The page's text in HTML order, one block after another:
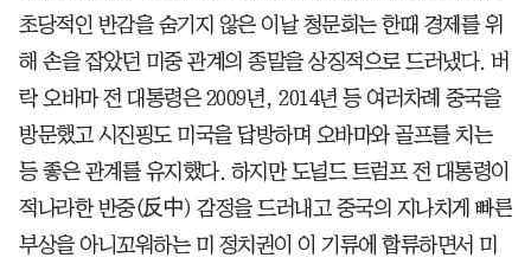
초당적인 반감을 숨기지 않은 이날 청문회는 한때 경제를 위
해 손을 잡았던 미중 관계의 종말을 상징적으로 드러냈다. 버
락 오바마 전 대통령은 2009년, 2014년 등 여러차례 중국을
방문했고 시진핑도 미국을 답방하며 오바마와 골프를 치는
등 좋은 관계를 유지했다. 하지만 도널드 트럼프 전 대통령이
적나라한 반중(反中) 감정을 드러내고 중국의 지나치게 빠른
부상을 아니꼬워하는 미 정치권이 이 기류에 합류하면서 미